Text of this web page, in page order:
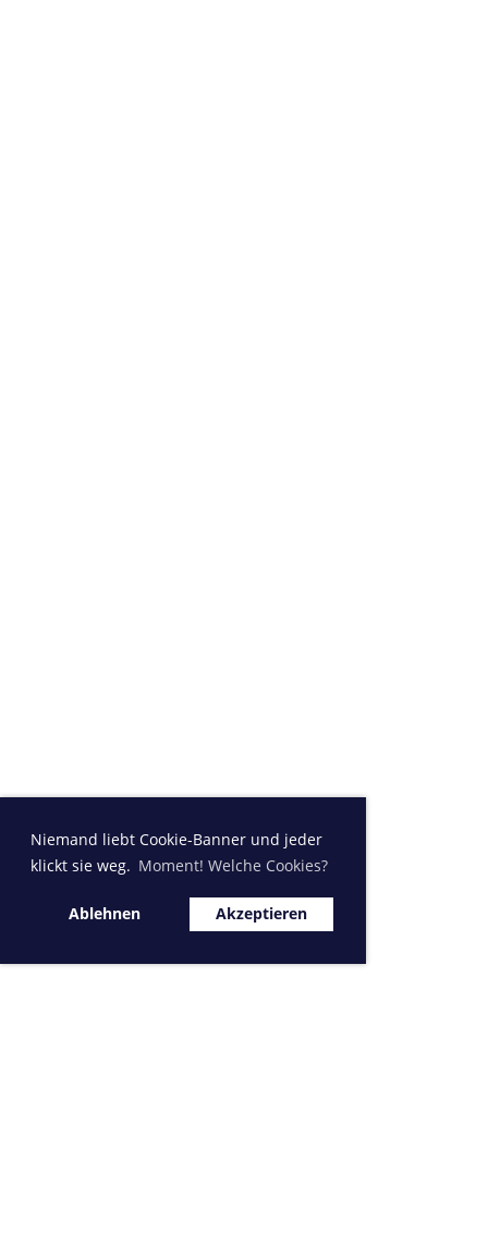
Niemand liebt Cookie-Banner und jeder
klickt sie weg. Moment! Welche Cookies?
Ablehnen Akzeptieren